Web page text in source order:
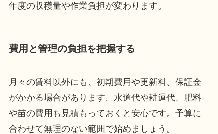
年度の収穫量や作業負担が変わります。
費用と管理の負担を把握する
月々の賃料以外にも、初期費用や更新料、保証金
がかかる場合があります。水道代や耕運代、肥料
や苗の費用も見積もっておくと安心です。予算に
合わせて無理のない範囲で始めましょう。